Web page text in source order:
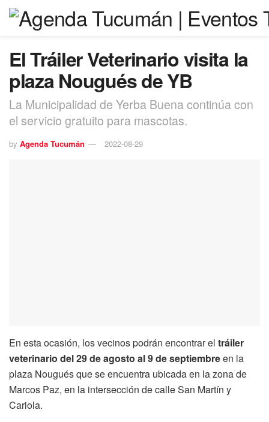
El Tráiler Veterinario visita la
plaza Nougués de YB
La Municipalidad de Yerba Buena continúa con
el servicio gratuito para mascotas.
by Agenda Tucumán 2022-08-29
En esta ocasión, los vecinos podrán encontrar el tráiler
veterinario del 29 de agosto al 9 de septiembreen la
plaza Nougués que se encuentra ubicada en la zona de
Marcos Paz, en la intersección de calle San Martín y
Cariola.